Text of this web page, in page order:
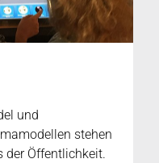
und
stehen
der Öffentlichkeit.